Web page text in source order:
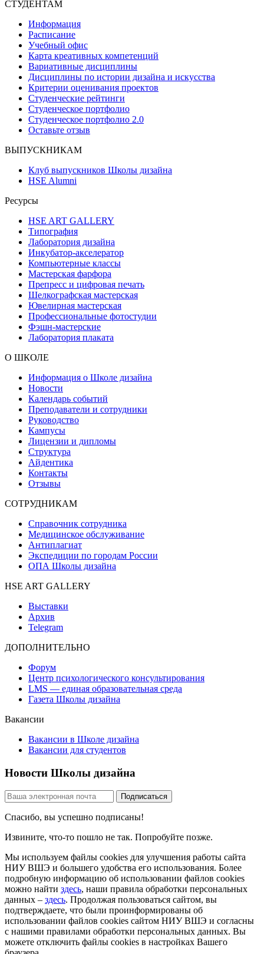
СТУДЕНТАМ
Информация
Расписание
Учебный офис
Карта креативных компетенций
Вариативные дисциплины
Дисциплины по истории дизайна и искусства
Критерии оценивания проектов
Студенческие рейтинги
Студенческое портфолио
Студенческое портфолио 2.0
Оставьте отзыв
ВЫПУСКНИКАМ
Клуб выпускников Школы дизайна
HSE Alumni
Ресурсы
HSE ART GALLERY
Типография
Лаборатория дизайна
Инкубатор-акселератор
Компьютерные классы
Мастерская фарфора
Препресс и цифровая печать
Шелкографская мастерская
Ювелирная мастерская
Профессиональные фотостудии
Фэшн-мастерские
Лаборатория плаката
О ШКОЛЕ
Информация о Школе дизайна
Новости
Календарь событий
Преподаватели и сотрудники
Руководство
Кампусы
Лицензии и дипломы
Структура
Айдентика
Контакты
Отзывы
СОТРУДНИКАМ
Справочник сотрудника
Медицинское обслуживание
Антиплагиат
Экспедиции по городам России
ОПА Школы дизайна
HSE ART GALLERY
Выставки
Архив
Telegram
ДОПОЛНИТЕЛЬНО
Форум
Центр психологического консультирования
LMS — единая образовательная среда
Газета Школы дизайна
Вакансии
Вакансии в Школе дизайна
Вакансии для студентов
Новости Школы дизайна
Спасибо, вы успешно подписаны!
Извините, что-то пошло не так. Попробуйте позже.
Мы используем файлы cookies для улучшения работы сайта
НИУ ВШЭ и большего удобства его использования. Более
подробную информацию об использовании файлов cookies
можно найти здесь, наши правила обработки персональных
данных – здесь. Продолжая пользоваться сайтом, вы
подтверждаете, что были проинформированы об
использовании файлов cookies сайтом НИУ ВШЭ и согласны
с нашими правилами обработки персональных данных. Вы
можете отключить файлы cookies в настройках Вашего